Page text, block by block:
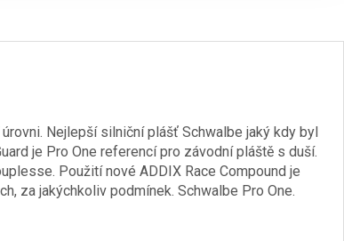
Nejlepší silniční plášť Schwalbe jaký kdy byl
je Pro One referencí pro závodní pláště s duší.
Použití nové ADDIX Race Compound je
za jakýchkoliv podmínek. Schwalbe Pro One.